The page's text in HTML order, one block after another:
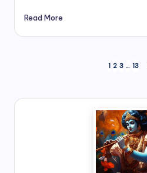
Read More
1 2 3 … 13